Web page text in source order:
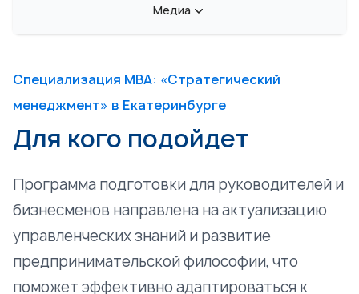
Медиа
Специализация MBA: «Стратегический
менеджмент» в Екатеринбурге
Для кого подойдет
Программа подготовки для руководителей и
бизнесменов направлена на актуализацию
управленческих знаний и развитие
предпринимательской философии, что
поможет эффективно адаптироваться к